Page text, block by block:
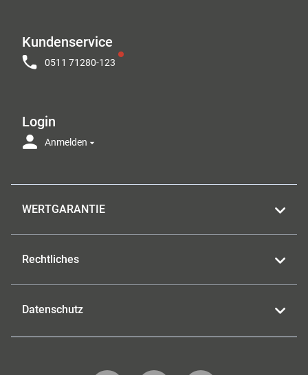
Kundenservice
0511 71280-123
Login
Anmelden
WERTGARANTIE
Rechtliches
Datenschutz